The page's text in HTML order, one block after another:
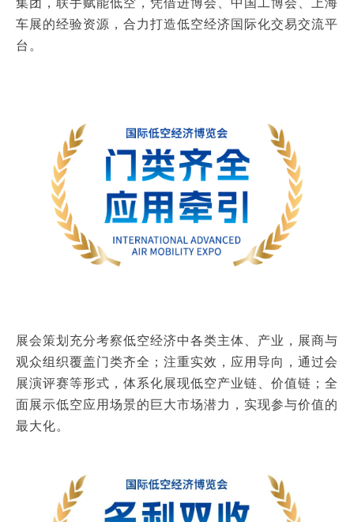
车展的经验资源，合力打造低空经济国际化交易交流平
台。
展会策划充分考察低空经济中各类主体、产业，展商与
观众组织覆盖门类齐全；注重实效，应用导向，通过会
展演评赛等形式，体系化展现低空产业链、价值链；全
面展示低空应用场景的巨大市场潜力，实现参与价值的
最大化。